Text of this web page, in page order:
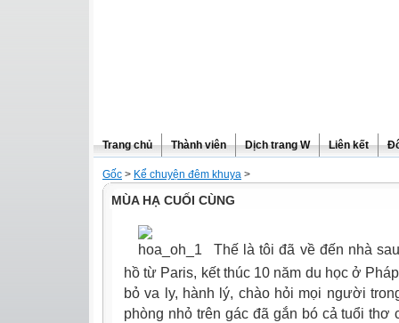
Trang chủ Thành viên Dịch trang W Liên kết
Gốc > Kể chuyện đêm khuya >
MÙA HẠ CUỐI CÙNG
Thế là tôi đã về đến nhà
hồ từ Paris, kết thúc 10 năm du học ở
bỏ va ly, hành lý, chào hỏi mọi người
phòng nhỏ trên gác đã gắn bó cả tuổi